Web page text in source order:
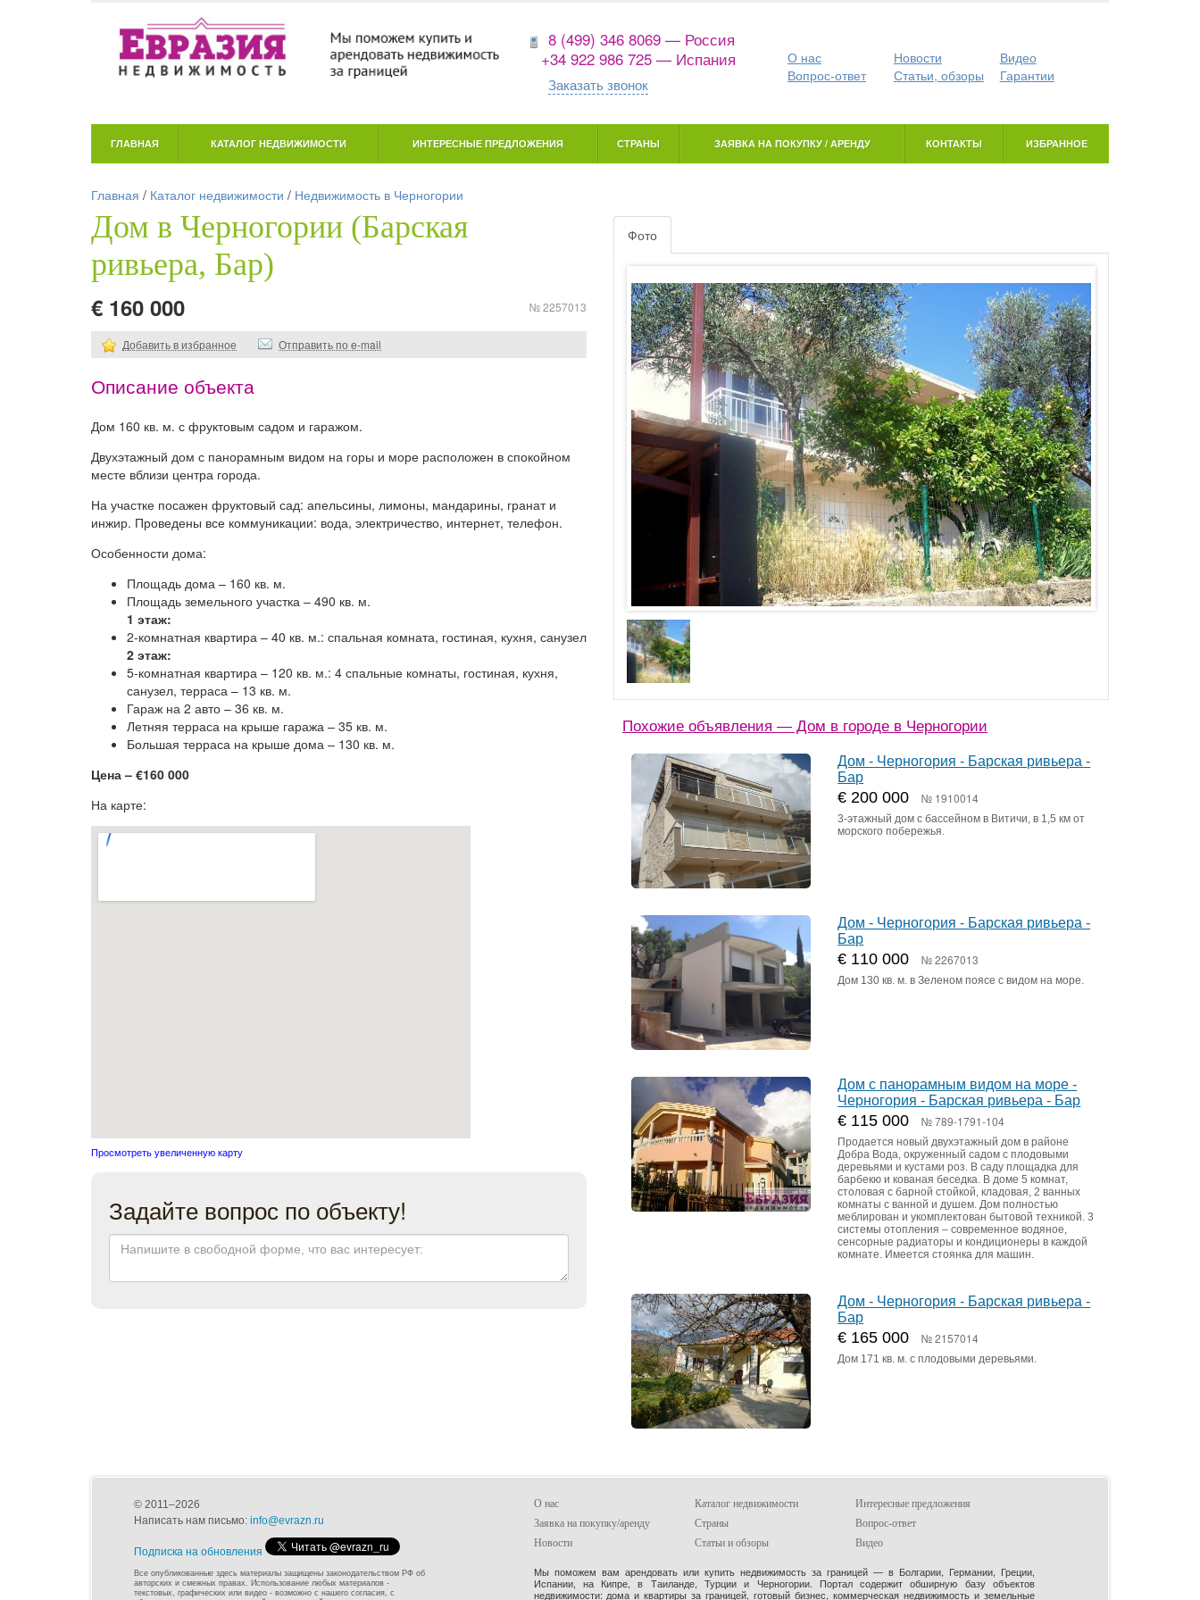
8 (499) 346 8069 — Россия
+34 922 986 725 — Испания
Заказать звонок
О нас Новости
Видео
Вопрос-ответ
Статьи, обзоры Гарантии
ГЛАВНАЯ КАТАЛОГ НЕДВИЖИМОСТИ ИНТЕРЕСНЫЕ ПРЕДЛОЖЕНИЯ СТРАНЫ ЗАЯВКА НА ПОКУПКУ / АРЕНДУ КОНТАКТЫ ИЗБРАННОЕ
Главная / Каталог недвижимости / Недвижимость в Черногории
Дом в Черногории (Барская
ривьера, Бар)
€ 160 000 № 2257013
Добавить в избранное Отправить по e-mail
Описание объекта
Дом 160 кв. м. с фруктовым садом и гаражом.
Двухэтажный дом с панорамным видом на горы и море расположен в спокойном
месте вблизи центра города.
На участке посажен фруктовый сад: апельсины, лимоны, мандарины, гранат и
инжир. Проведены все коммуникации: вода, электричество, интернет, телефон.
Особенности дома:
Площадь дома – 160 кв. м.
Площадь земельного участка – 490 кв. м.
1 этаж:
2-комнатная квартира – 40 кв. м.: спальная комната, гостиная, кухня, санузел
2 этаж:
5-комнатная квартира – 120 кв. м.: 4 спальные комнаты, гостиная, кухня,
санузел, терраса – 13 кв. м.
Гараж на 2 авто – 36 кв. м.
Летняя терраса на крыше гаража – 35 кв. м.
Большая терраса на крыше дома – 130 кв. м.
Цена – €160 000
На карте:
Просмотреть увеличенную карту
Задайте вопрос по объекту!
Фото
Похожие объявления — Дом в городе в Черногории
Дом - Черногория - Барская ривьера -
Бар
€ 200 000 № 1910014
3-этажный дом с бассейном в Витичи, в 1,5 км от
морского побережья.
Дом - Черногория - Барская ривьера -
Бар
€ 110 000 № 2267013
Дом 130 кв. м. в Зеленом поясе с видом на море.
Дом с панорамным видом на море -
Черногория - Барская ривьера - Бар
€ 115 000 № 789-1791-104
Продается новый двухэтажный дом в районе
Добра Вода, окруженный садом с плодовыми
деревьями и кустами роз. В саду площадка для
барбекю и кованая беседка. В доме 5 комнат,
столовая с барной стойкой, кладовая, 2 ванных
комнаты с ванной и душем. Дом полностью
меблирован и укомплектован бытовой техникой. 3
системы отопления – современное водяное,
сенсорные радиаторы и кондиционеры в каждой
комнате. Имеется стоянка для машин.
Дом - Черногория - Барская ривьера -
Бар
€ 165 000 № 2157014
Дом 171 кв. м. с плодовыми деревьями.
© 2011–2026
Написать нам письмо: info@evrazn.ru
Подписка на обновления
Все опубликованные здесь материалы защищены законодательством РФ об
авторских и смежных правах. Использование любых материалов -
текстовых, графических или видео - возможно с нашего согласия, с
О нас Каталог недвижимости
Интересные предложения
Заявка на покупку/аренду
Страны
Вопрос-ответ
Новости
Статьи и обзоры Видео
Мы поможем вам арендовать или купить недвижимость за границей — в Болгарии, Германии, Греции,
Испании, на Кипре, в Таиланде, Турции и Черногории. Портал содержит обширную базу объектов
недвижимости: дома и квартиры за границей, готовый бизнес, коммерческая недвижимость и земельные